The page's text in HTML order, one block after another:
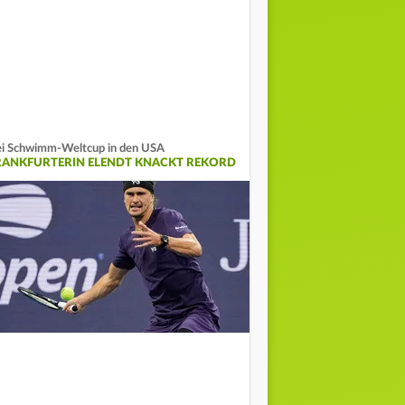
Schwimm-Weltcup in den USA
ELENDT KNACKT REKORD